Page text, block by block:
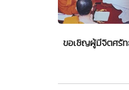
ขอเชิญผู้มีจิตศรั